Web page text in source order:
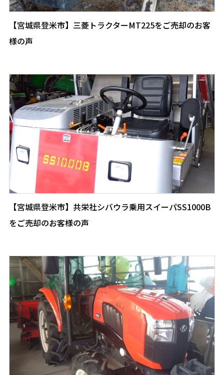
【宮城県登米市】三菱トラクターMT225をご売却のお客
様の声
【宮城県登米市】共栄社シバウラ乗用スイーパSS1000B
をご売却のお客様の声